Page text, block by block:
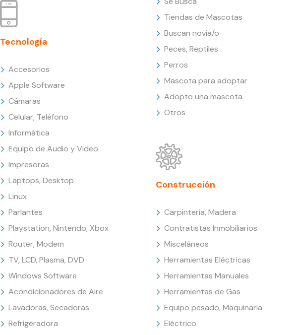
Tecnología
Accesorios
Apple Software
Cámaras
Celular, Teléfono
Informática
Equipo de Audio y Video
Impresoras
Laptops, Desktop
Linux
Parlantes
Playstation, Nintendo, Xbox
Router, Modem
TV, LCD, Plasma, DVD
Windows Software
Acondicionadores de Aire
Lavadoras, Secadoras
Refrigeradora
Tiendas de Mascotas
Buscan novia/o
Peces, Reptiles
Perros
Mascota para adoptar
Adopto una mascota
Otros
Construcción
Carpintería, Madera
Contratistas Inmobiliarios
Misceláneos
Herramientas Eléctricas
Herramientas Manuales
Herramientas de Gas
Equipo pesado, Maquinaria
Eléctrico